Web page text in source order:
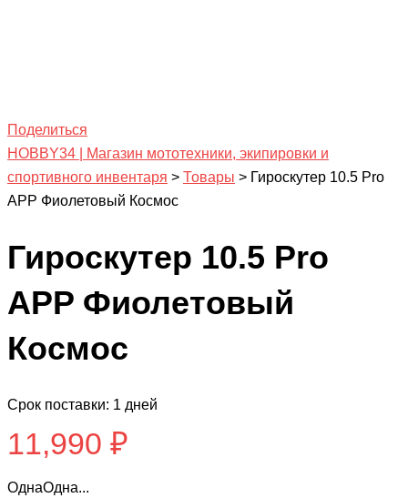
Поделиться
HOBBY34 | Магазин мототехники, экипировки и
спортивного инвентаря > Товары > Гироскутер 10.5 Pro
APP Фиолетовый Космос
Гироскутер 10.5 Pro
APP Фиолетовый
Космос
Срок поставки: 1 дней
11,990 ₽
ОднаОдна...